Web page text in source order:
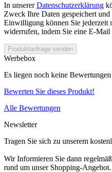
In unsererDatenschutzerklärung
Zweck Ihre Daten gespeichert
Einwilligung können Sie
widerrufen, indem Sie eine E-Mail
Produktanfrage senden
Werbebox
Es liegen noch keine
Bewerten Sie dieses Produkt!
Alle Bewertungen
Newsletter
Tragen Sie sich zu unserem
Wir Informieren Sie dann
rund um unser Shopping-Angebot.